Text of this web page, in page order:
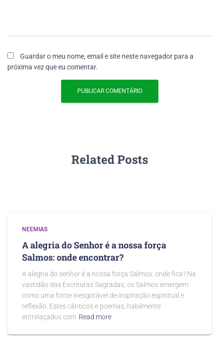
Guardar o meu nome, email e site neste navegador para a
próxima vez que eu comentar.
Related Posts
NEEMIAS
A alegria do Senhor é a nossa força
Salmos: onde encontrar?
A alegria do senhor é a nossa força Salmos, onde fica? Na
vastidão das Escrituras Sagradas, os Salmos emergem
como uma fonte inesgotável de inspiração espiritual e
reflexão. Estes cânticos e poemas, habilmente
entrelaçados com Read more